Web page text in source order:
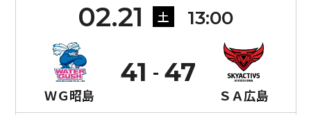
02.21 土 13:00
ＷＧ昭島
41
ＳＡ広島
47